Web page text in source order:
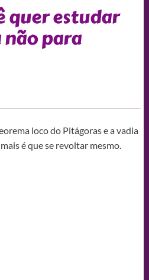
quer estudar
não para
loco do Pitágoras e a vadia
é que se revoltar mesmo.